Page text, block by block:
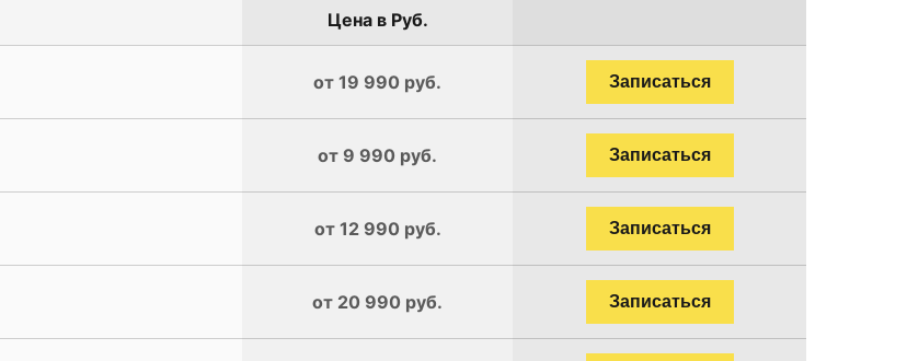
Цена в Руб.
от 19 990 руб. Записаться
от 9 990 руб. Записаться
от 12 990 руб. Записаться
от 20 990 руб. Записаться